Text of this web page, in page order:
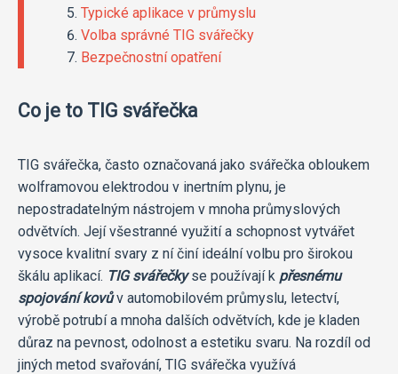
Typické aplikace v průmyslu
Volba správné TIG svářečky
Bezpečnostní opatření
Co je to TIG svářečka
TIG svářečka, často označovaná jako svářečka obloukem
wolframovou elektrodou v inertním plynu, je
nepostradatelným nástrojem v mnoha průmyslových
odvětvích. Její všestranné využití a schopnost vytvářet
vysoce kvalitní svary z ní činí ideální volbu pro širokou
škálu aplikací. TIG svářečkyse používají k přesnému
spojování kovův automobilovém průmyslu, letectví,
výrobě potrubí a mnoha dalších odvětvích, kde je kladen
důraz na pevnost, odolnost a estetiku svaru. Na rozdíl od
jiných metod svařování, TIG svářečka využívá